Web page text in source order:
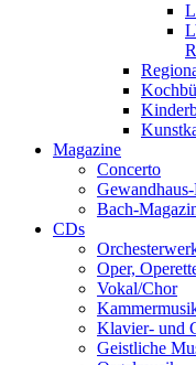
Magazine
Concerto
Bach-
CDs
Oper,
Vokal/Chor
Klavier- und
Geistliche